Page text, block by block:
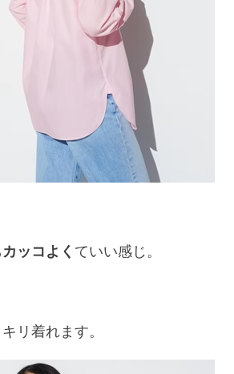
ッコよく ていい感じ。
リ着れます。